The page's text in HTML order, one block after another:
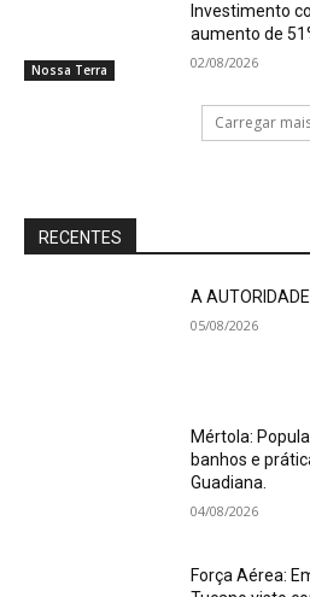
Nossa Terra
Investimento
aumento de
02/08/2026
Carregar
RECENTES
A
05/08/2026
Mértola:
banhos e
Guadiana.
04/08/2026
Força Aérea: